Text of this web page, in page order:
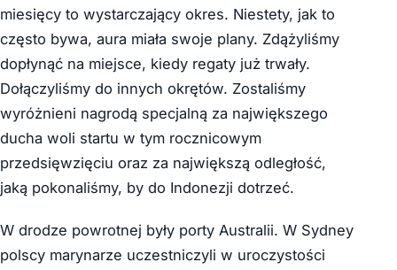
miesięcy to wystarczający okres. Niestety, jak to
często bywa, aura miała swoje plany. Zdążyliśmy
dopłynąć na miejsce, kiedy regaty już trwały.
Dołączyliśmy do innych okrętów. Zostaliśmy
wyróżnieni nagrodą specjalną za największego
ducha woli startu w tym rocznicowym
przedsięwzięciu oraz za największą odległość,
jaką pokonaliśmy, by do Indonezji dotrzeć.
W drodze powrotnej były porty Australii. W Sydney
polscy marynarze uczestniczyli w uroczystości